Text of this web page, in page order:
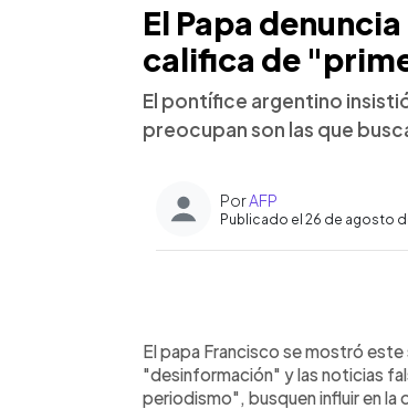
El Papa
califica de
El pontífice argentino
preocupan son las que
PorAFP
Publicado el 26 de agosto
► Escuchar artículo
El papa Francisco se mostró
"desinformación" y las noticias
periodismo", busquen influir en la